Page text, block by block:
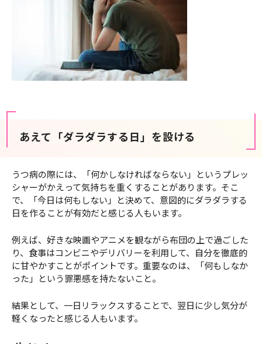
あえて「ダラダラする日」を設ける
うつ病の際には、「何かしなければならない」というプレッ
シャーがかえって気持ちを重くすることがあります。そこ
で、「今日は何もしない」と決めて、意図的にダラダラする
日を作ることが有効だと感じる人もいます。
例えば、好きな映画やアニメを観ながら布団の上で過ごした
り、食事はコンビニやデリバリーを利用して、自分を徹底的
に甘やかすことがポイントです。重要なのは、「何もしなか
った」という罪悪感を持たないこと。
結果として、一日リラックスすることで、翌日に少し気分が
軽くなったと感じる人もいます。